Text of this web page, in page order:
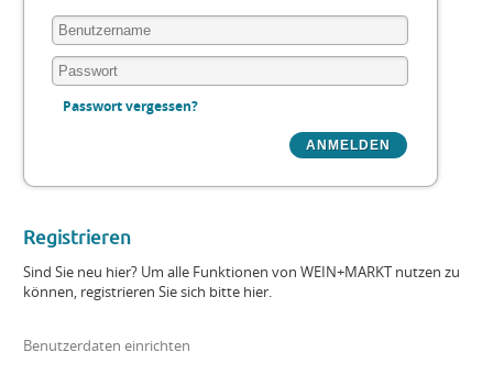
Passwort vergessen?
Registrieren
Sind Sie neu hier? Um alle Funktionen von WEIN+MARKT nutzen zu
können, registrieren Sie sich bitte hier.
Benutzerdaten einrichten